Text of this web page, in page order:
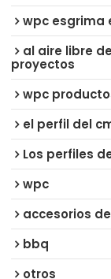
wpc esgrima
al aire libre
proyectos
wpc
el perfil del
Los perfiles
wpc
accesorios
bbq
otros